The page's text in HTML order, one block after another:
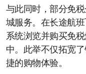
与此同时，部分免
城服务。在长途航
系统浏览并购买免
中。此举不仅拓宽
捷的购物体验。